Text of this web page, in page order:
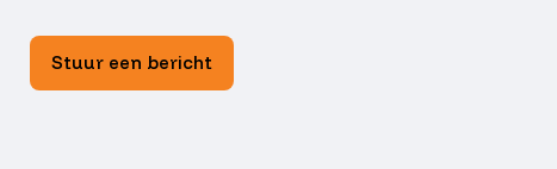
Stuur een bericht